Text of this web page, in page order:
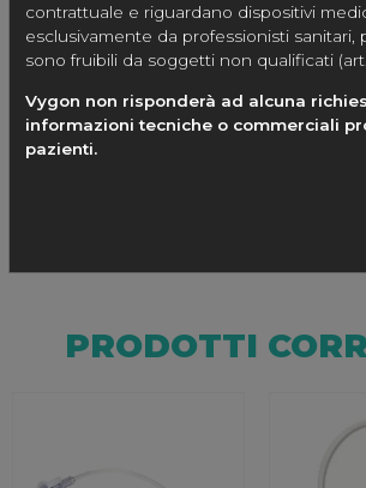
contrattuale e riguardano dispositivi
esclusivamente da professionisti sanitari,
sono fruibili da soggetti non qualificati (art.
Vygon non risponderà ad alcuna
informazioni tecniche o commerciali
pazienti.
222.150 1.5 – 2.5 2.8
Testata a 10 kgf/cm2 – 145 psi
PRODOTTI